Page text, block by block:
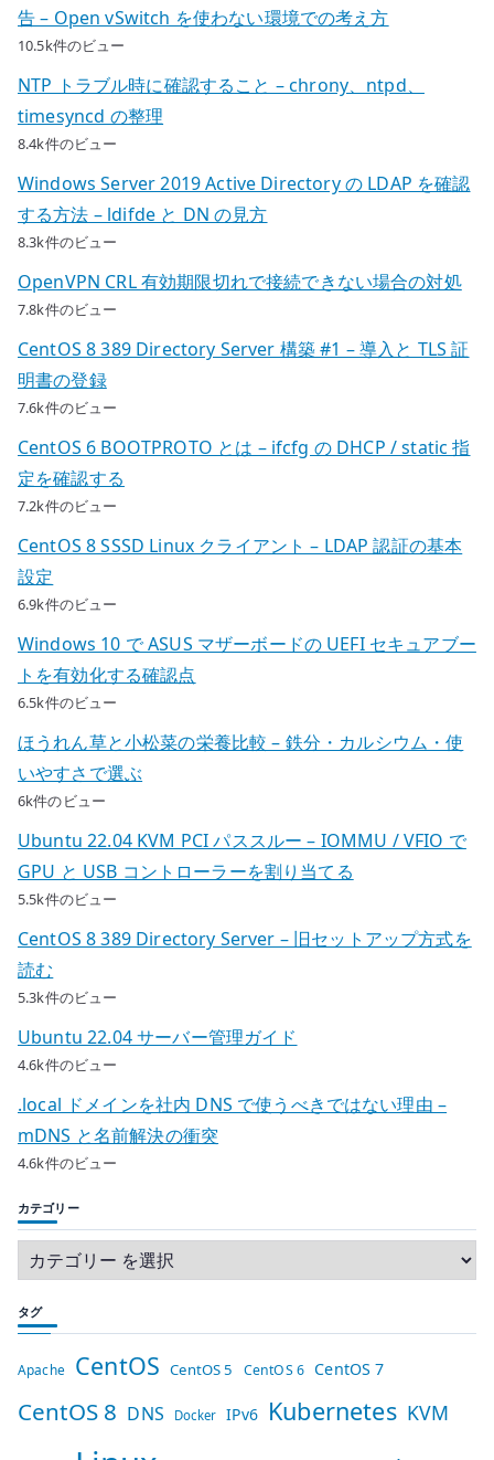
告 – Open vSwitch を使わない環境での考え方
10.5k件のビュー
NTP トラブル時に確認すること – chrony、ntpd、
timesyncd の整理
8.4k件のビュー
Windows Server 2019 Active Directory の LDAP を確認
する方法 – ldifde と DN の見方
8.3k件のビュー
OpenVPN CRL 有効期限切れで接続できない場合の対処
7.8k件のビュー
CentOS 8 389 Directory Server 構築 #1 – 導入と TLS 証
明書の登録
7.6k件のビュー
CentOS 6 BOOTPROTO とは – ifcfg の DHCP / static 指
定を確認する
7.2k件のビュー
CentOS 8 SSSD Linux クライアント – LDAP 認証の基本
設定
6.9k件のビュー
Windows 10 で ASUS マザーボードの UEFI セキュアブー
トを有効化する確認点
6.5k件のビュー
ほうれん草と小松菜の栄養比較 – 鉄分・カルシウム・使
いやすさで選ぶ
6k件のビュー
Ubuntu 22.04 KVM PCI パススルー – IOMMU / VFIO で
GPU と USB コントローラーを割り当てる
5.5k件のビュー
CentOS 8 389 Directory Server – 旧セットアップ方式を
読む
5.3k件のビュー
Ubuntu 22.04 サーバー管理ガイド
4.6k件のビュー
.local ドメインを社内 DNS で使うべきではない理由 –
mDNS と名前解決の衝突
4.6k件のビュー
カテゴリー
タグ
Apache CentOS CentOS 5 CentOS 6 CentOS 7
CentOS 8 DNS Docker IPv6 Kubernetes KVM